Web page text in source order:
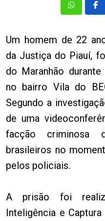
Um homem de 22
da Justiça do Piauí,
do Maranhão
no bairro Vila do
Segundo a
de uma
facção criminosa
brasileiros no
pelos policiais.
A prisão foi
Inteligência e Captura